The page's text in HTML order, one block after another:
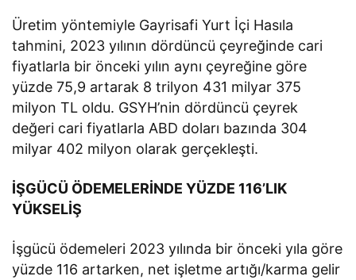
Üretim yöntemiyle Gayrisafi Yurt İçi Hasıla
tahmini, 2023 yılının dördüncü çeyreğinde cari
fiyatlarla bir önceki yılın aynı çeyreğine göre
yüzde 75,9 artarak 8 trilyon 431 milyar 375
milyon TL oldu. GSYH’nin dördüncü çeyrek
değeri cari fiyatlarla ABD doları bazında 304
milyar 402 milyon olarak gerçekleşti.
İŞGÜCÜ ÖDEMELERİNDE YÜZDE 116’LIK
YÜKSELİŞ
İşgücü ödemeleri 2023 yılında bir önceki yıla göre
yüzde 116 artarken, net işletme artığı/karma gelir